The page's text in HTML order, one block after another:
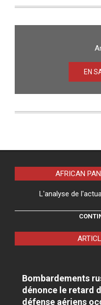
EN
AFRICAN
L'analyse de
Bombardements
dénonce le retard
défense aériens